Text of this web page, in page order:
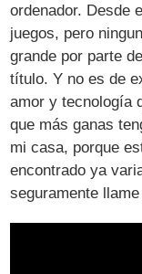
ordenador. Desde
juegos, pero
grande por parte
título. Y no es de
amor y tecnología
que más ganas
mi casa, porque
encontrado ya
seguramente